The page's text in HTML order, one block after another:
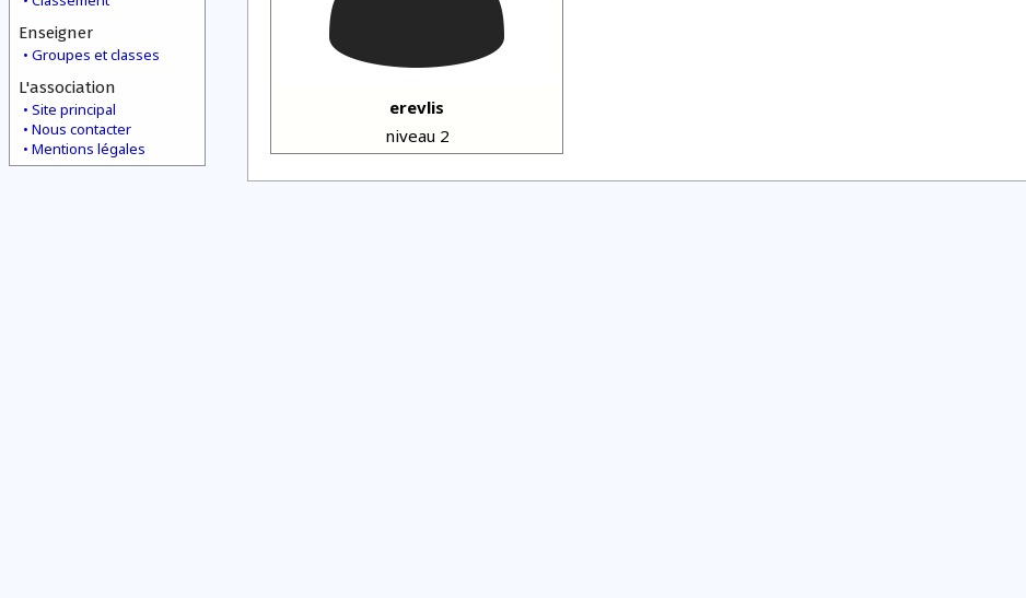
Enseigner
Groupes et classes
L'association
Site principal
Nous contacter
Mentions légales
erevlis
niveau 2